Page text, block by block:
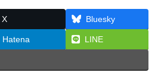
X
Bluesky
Hatena LINE